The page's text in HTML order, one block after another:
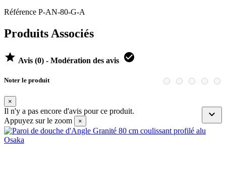
Référence P-AN-80-G-A
Produits Associés
 Avis (0) - Modération des avis 
Noter le produit
×

Il n'y a pas encore d'avis pour ce produit.
Appuyez sur le zoom
×